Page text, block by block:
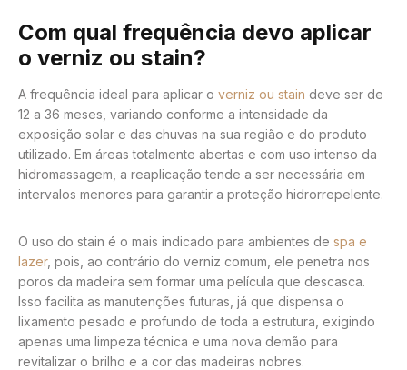
Com qual frequência devo aplicar
o verniz ou stain?
A frequência ideal para aplicar o verniz ou stain deve ser de
12 a 36 meses, variando conforme a intensidade da
exposição solar e das chuvas na sua região e do produto
utilizado. Em áreas totalmente abertas e com uso intenso da
hidromassagem, a reaplicação tende a ser necessária em
intervalos menores para garantir a proteção hidrorrepelente.
O uso do stain é o mais indicado para ambientes de spa e
lazer, pois, ao contrário do verniz comum, ele penetra nos
poros da madeira sem formar uma película que descasca.
Isso facilita as manutenções futuras, já que dispensa o
lixamento pesado e profundo de toda a estrutura, exigindo
apenas uma limpeza técnica e uma nova demão para
revitalizar o brilho e a cor das madeiras nobres.